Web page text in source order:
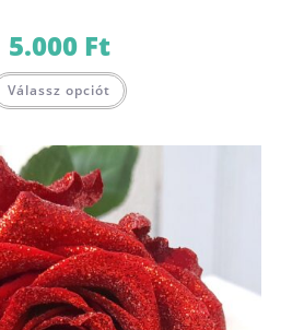
5.000 Ft
Válassz opciót